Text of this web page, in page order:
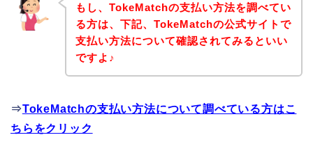
もし、TokeMatchの支払い方法を調べてい
る方は、下記、TokeMatchの公式サイトで
支払い方法について確認されてみるといい
ですよ♪
⇒TokeMatchの支払い方法について調べている方はこ
ちらをクリック